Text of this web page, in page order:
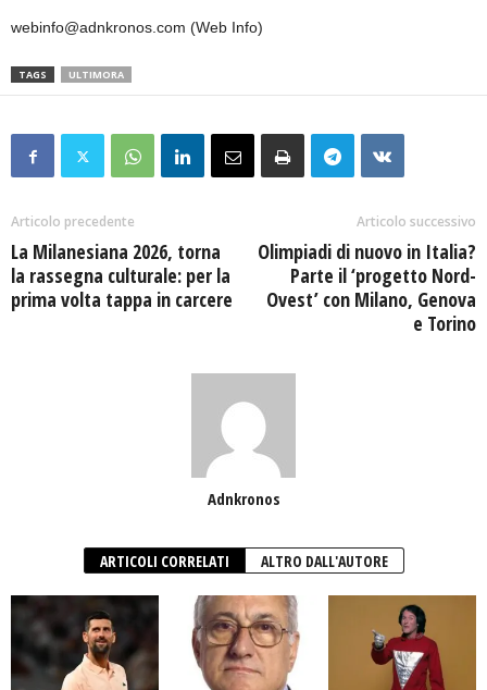
webinfo@adnkronos.com (Web Info)
TAGS ULTIMORA
Articolo precedente
La Milanesiana 2026, torna
la rassegna culturale: per la
prima volta tappa in carcere
Articolo successivo
Olimpiadi di nuovo in Italia?
Parte il ‘progetto Nord-
Ovest’ con Milano, Genova
e Torino
Adnkronos
ARTICOLI CORRELATI ALTRO DALL'AUTORE